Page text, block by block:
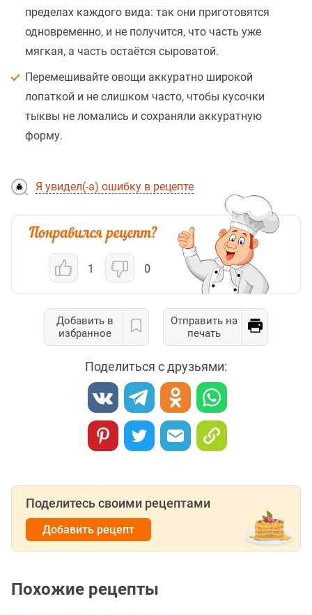
пределах каждого вида: так они приготовятся
одновременно, и не получится, что часть уже
мягкая, а часть остаётся сыроватой.
Перемешивайте овощи аккуратно широкой
лопаткой и не слишком часто, чтобы кусочки
тыквы не ломались и сохраняли аккуратную
форму.
Я увидел(-а) ошибку в рецепте
1 0
Добавить в
избранное
Отправить на
печать
Поделиться с друзьями:
Поделитесь своими рецептами
Добавить рецепт
Похожие рецепты